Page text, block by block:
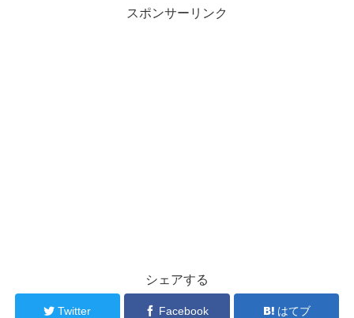
スポンサーリンク
シェアする
Twitter Facebook はてブ